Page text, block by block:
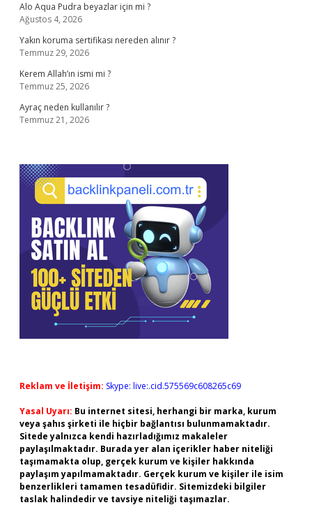
Alo Aqua Pudra beyazlar için mi ?
Ağustos 4, 2026
Yakın koruma sertifikası nereden alınır ?
Temmuz 29, 2026
Kerem Allah’ın ismi mi ?
Temmuz 25, 2026
Ayraç neden kullanılır ?
Temmuz 21, 2026
Reklam ve İletişim: Skype: live:.cid.575569c608265c69
Yasal Uyarı: Bu internet sitesi, herhangi bir marka, kurum
veya şahıs şirketi ile hiçbir bağlantısı bulunmamaktadır.
Sitede yalnızca kendi hazırladığımız makaleler
paylaşılmaktadır. Burada yer alan içerikler haber niteliği
taşımamakta olup, gerçek kurum ve kişiler hakkında
paylaşım yapılmamaktadır. Gerçek kurum ve kişiler ile isim
benzerlikleri tamamen tesadüfidir. Sitemizdeki bilgiler
taslak halindedir ve tavsiye niteliği taşımazlar.